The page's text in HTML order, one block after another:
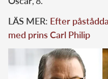
LÄS MER: Efter
med prins Carl Philip